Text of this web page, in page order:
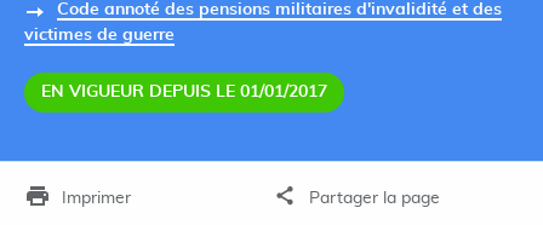
Code annoté des pensions militaires d'invalidité et des
victimes de guerre
EN VIGUEUR DEPUIS LE 01/01/2017
Imprimer Partager la page